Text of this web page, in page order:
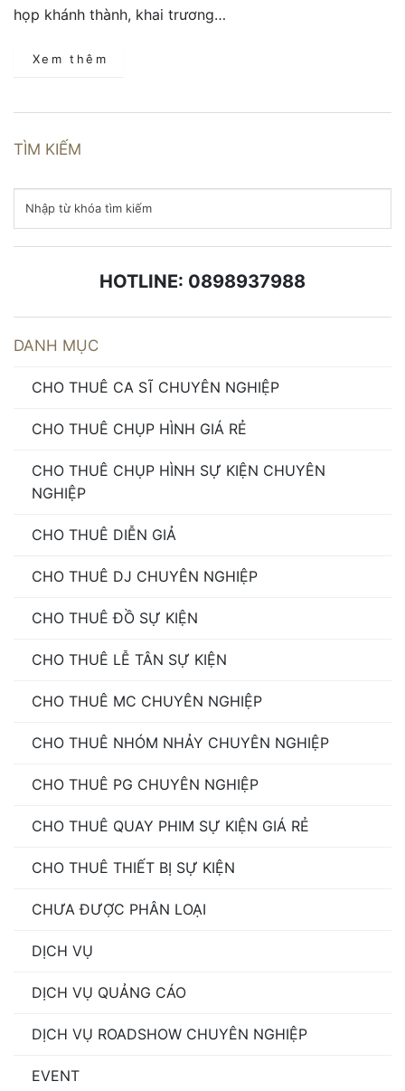
họp khánh thành, khai trương…
Xem thêm
TÌM KIẾM
HOTLINE: 0898937988
DANH MỤC
CHO THUÊ CA SĨ CHUYÊN NGHIỆP
CHO THUÊ CHỤP HÌNH GIÁ RẺ
CHO THUÊ CHỤP HÌNH SỰ KIỆN CHUYÊN
NGHIỆP
CHO THUÊ DIỄN GIẢ
CHO THUÊ DJ CHUYÊN NGHIỆP
CHO THUÊ ĐỒ SỰ KIỆN
CHO THUÊ LỄ TÂN SỰ KIỆN
CHO THUÊ MC CHUYÊN NGHIỆP
CHO THUÊ NHÓM NHẢY CHUYÊN NGHIỆP
CHO THUÊ PG CHUYÊN NGHIỆP
CHO THUÊ QUAY PHIM SỰ KIỆN GIÁ RẺ
CHO THUÊ THIẾT BỊ SỰ KIỆN
CHƯA ĐƯỢC PHÂN LOẠI
DỊCH VỤ
DỊCH VỤ QUẢNG CÁO
DỊCH VỤ ROADSHOW CHUYÊN NGHIỆP
EVENT